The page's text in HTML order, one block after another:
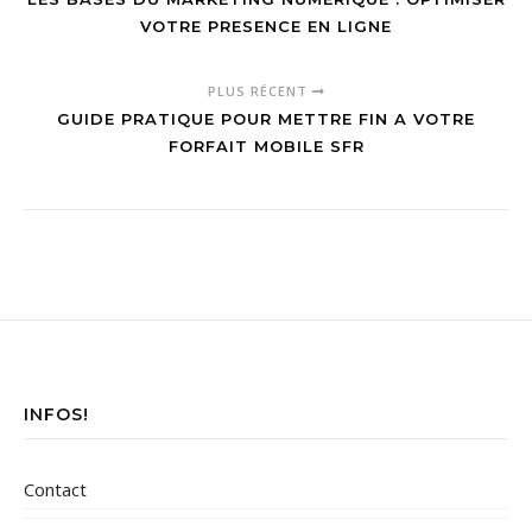
VOTRE PRESENCE EN LIGNE
PLUS RÉCENT
GUIDE PRATIQUE POUR METTRE FIN A VOTRE
FORFAIT MOBILE SFR
INFOS!
Contact